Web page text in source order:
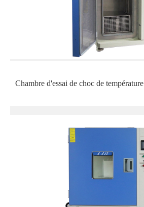
Chambre d'essai de choc de température